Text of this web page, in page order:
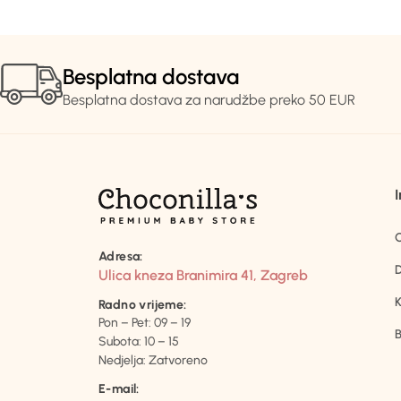
Besplatna dostava
Besplatna dostava za narudžbe preko 50 EUR
Adresa:
Ulica kneza Branimira 41, Zagreb
Radno vrijeme:
Pon – Pet: 09 – 19
Subota: 10 – 15
Nedjelja: Zatvoreno
E-mail: